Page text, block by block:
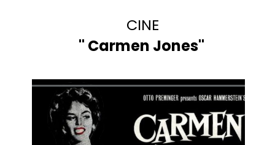
" Carmen Jones"
CINE